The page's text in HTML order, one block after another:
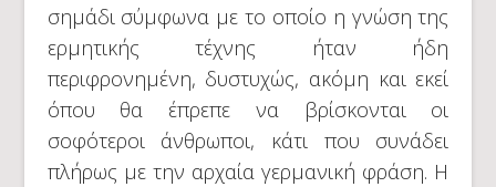
σημάδι σύμφωνα με το οποίο η γνώση της
ερμητικής τέχνης ήταν ήδη
περιφρονημένη, δυστυχώς, ακόμη και εκεί
όπου θα έπρεπε να βρίσκονται οι
σοφότεροι άνθρωποι, κάτι που συνάδει
πλήρως με την αρχαία γερμανική φράση. Η